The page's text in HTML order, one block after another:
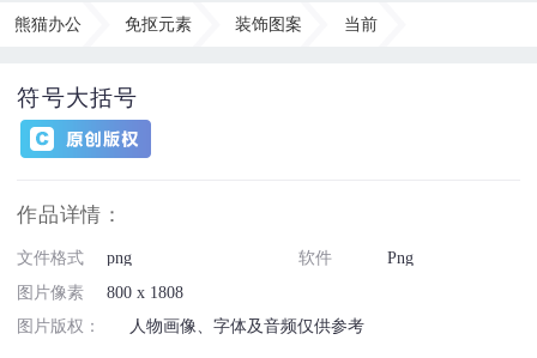
熊猫办公 免抠元素 装饰图案 当前
符号大括号
作品详情：
文件格式 png 软件
Png
图片像素
800 x 1808
图片版权：
人物画像、字体及音频仅供参考